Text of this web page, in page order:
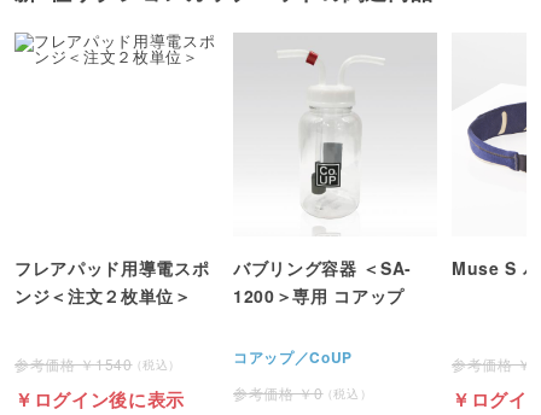
フレアパッド用導電スポ
ンジ＜注文２枚単位＞
1540
ログイン後に表示
バブリング容器 ＜SA-
1200＞専用 コアップ
コアップ／CoUP
0
Muse S
ログイ